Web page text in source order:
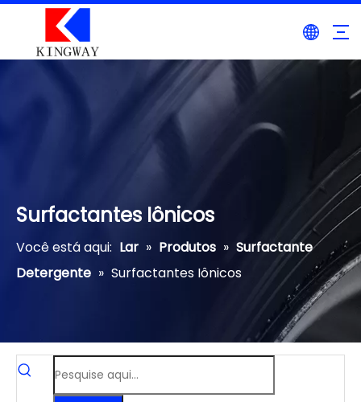
Surfactantes Iônicos
Você está aqui: Lar » Produtos » Surfactante
Detergente » Surfactantes Iônicos